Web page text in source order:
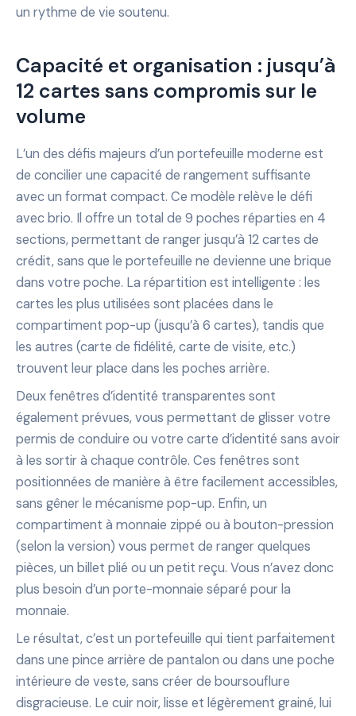
un rythme de vie soutenu.
Capacité et organisation : jusqu’à
12 cartes sans compromis sur le
volume
L’un des défis majeurs d’un portefeuille moderne est
de concilier une capacité de rangement suffisante
avec un format compact. Ce modèle relève le défi
avec brio. Il offre un total de 9 poches réparties en 4
sections, permettant de ranger jusqu’à 12 cartes de
crédit, sans que le portefeuille ne devienne une brique
dans votre poche. La répartition est intelligente : les
cartes les plus utilisées sont placées dans le
compartiment pop-up (jusqu’à 6 cartes), tandis que
les autres (carte de fidélité, carte de visite, etc.)
trouvent leur place dans les poches arrière.
Deux fenêtres d’identité transparentes sont
également prévues, vous permettant de glisser votre
permis de conduire ou votre carte d’identité sans avoir
à les sortir à chaque contrôle. Ces fenêtres sont
positionnées de manière à être facilement accessibles,
sans gêner le mécanisme pop-up. Enfin, un
compartiment à monnaie zippé ou à bouton-pression
(selon la version) vous permet de ranger quelques
pièces, un billet plié ou un petit reçu. Vous n’avez donc
plus besoin d’un porte-monnaie séparé pour la
monnaie.
Le résultat, c’est un portefeuille qui tient parfaitement
dans une pince arrière de pantalon ou dans une poche
intérieure de veste, sans créer de boursouflure
disgracieuse. Le cuir noir, lisse et légèrement grainé, lui